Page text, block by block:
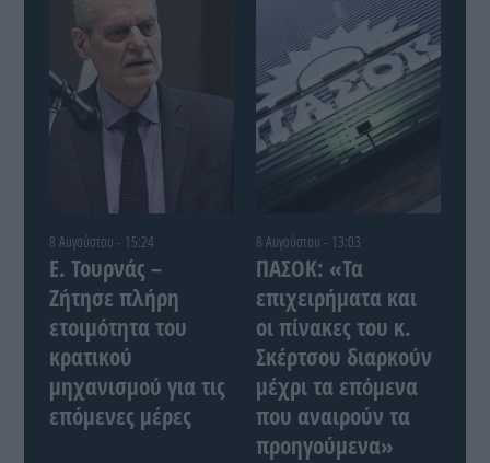
8 Αυγούστου - 15:24
Ε. Τουρνάς –
Ζήτησε πλήρη
ετοιμότητα του
κρατικού
μηχανισμού για τις
επόμενες μέρες
8 Αυγούστου - 13:03
ΠΑΣΟΚ: «Τα
επιχειρήματα και
οι πίνακες του κ.
Σκέρτσου διαρκούν
μέχρι τα επόμενα
που αναιρούν τα
προηγούμενα»